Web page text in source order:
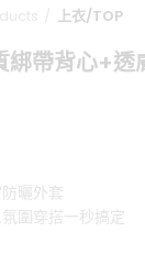
上衣/TOP
綁帶背心+透
。
曬外套
圍穿搭一秒搞定